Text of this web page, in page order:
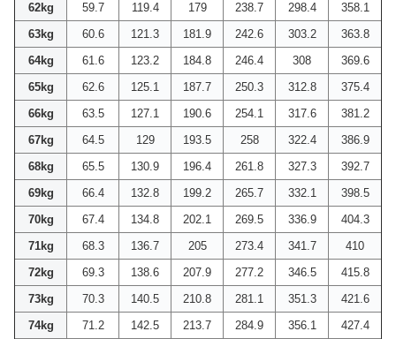
62kg
59.7 119.4 179 238.7 298.4
358.1
63kg
60.6 121.3 181.9 242.6 303.2
363.8
64kg
61.6 123.2 184.8 246.4 308
369.6
65kg
62.6 125.1 187.7 250.3 312.8
375.4
66kg
63.5 127.1 190.6 254.1 317.6
381.2
67kg
64.5 129 193.5 258 322.4
386.9
68kg
65.5 130.9 196.4 261.8 327.3
392.7
69kg
66.4 132.8 199.2 265.7 332.1
398.5
70kg
67.4 134.8 202.1 269.5 336.9
404.3
71kg
68.3 136.7 205 273.4 341.7
410
72kg
69.3 138.6 207.9 277.2 346.5
415.8
73kg
70.3 140.5 210.8 281.1 351.3
421.6
74kg
71.2 142.5 213.7 284.9 356.1
427.4